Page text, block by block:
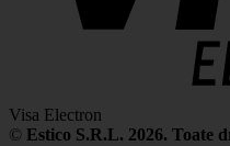
Visa Electron
© Estico S.R.L. 2026. Toate